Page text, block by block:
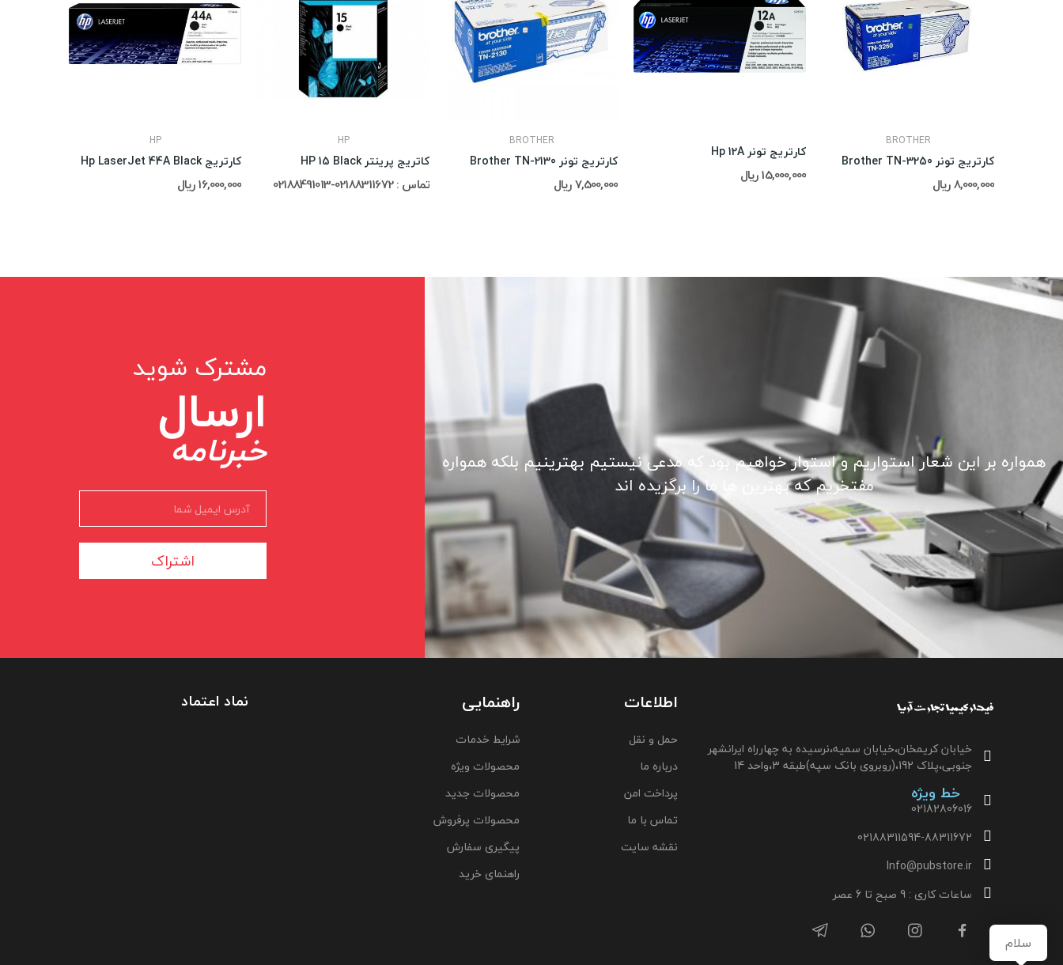
HP
کارتریج Hp LaserJet 44A Black
16,000,000 ریال
HP
کاتریج پرینتر HP 15 Black
تماس : 02188311672-02188491013
BROTHER
کارتریج تونر Brother TN-2130
7,500,000 ریال
کارتریج تونر Hp 12A
15,000,000 ریال
BROTHER
کارتریج تونر Brother TN-3250
8,000,000 ریال
همواره بر این شعار استواریم و استوار خواهیم بود که مدعی نیستیم بهترینیم بلکه همواره
مفتخریم که بهترین ها ما را برگزیده اند
مشترک شوید
ارسال
خبرنامه
اشتراک
خیابان کریمخان،خیابان سمیه،نرسیده به چهارراه ایرانشهر
جنوبی،پلاک 192،(روبروی بانک سپه)طبقه 3،واحد 14
خط ویژه
02182806016
02188311594-88311672
Info@pubstore.ir
ساعات کاری : 9 صبح تا 6 عصر
اطلاعات
حمل و نقل
درباره ما
پرداخت امن
تماس با ما
نقشه سایت
راهنمایی
شرایط خدمات
محصولات ویژه
محصولات جدید
محصولات پرفروش
پیگیری سفارش
راهنمای خرید
نماد اعتماد
سلام